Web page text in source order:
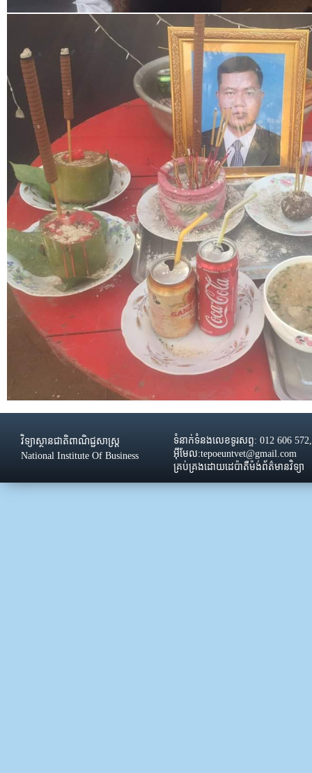
វិទ្យាស្ថានជាតិពាណិជ្ជសាស្រ្ដ
National Institute Of Business
ទំនាក់ទំនងលេខទូរសព្ទ: 012 606
អ៊ីមែល:tepoeuntvet@gmail.com
គ្រប់គ្រងដោយដេប៉ាតឺម៉ង់ព័ត៌មានវិទ្យា